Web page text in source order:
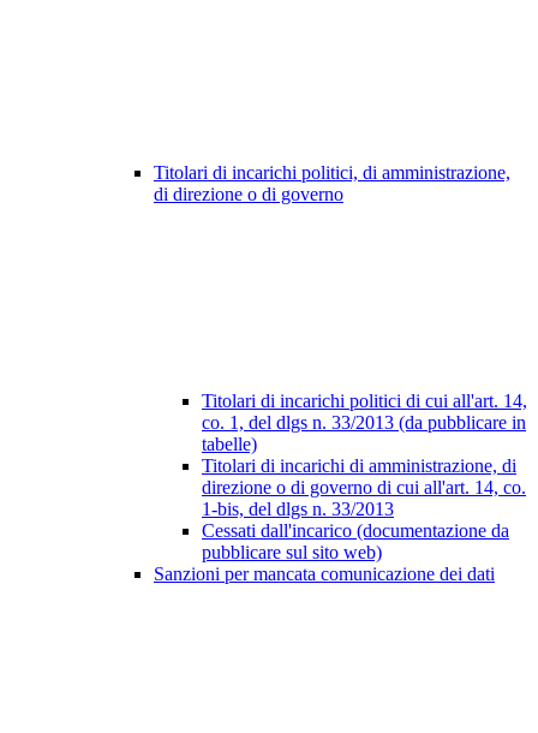
Titolari di incarichi politici, di amministrazione,
di direzione o di governo
Titolari di incarichi politici di cui all'art. 14,
co. 1, del dlgs n. 33/2013 (da pubblicare in
tabelle)
Titolari di incarichi di amministrazione, di
direzione o di governo di cui all'art. 14, co.
1-bis, del dlgs n. 33/2013
Cessati dall'incarico (documentazione da
pubblicare sul sito web)
Sanzioni per mancata comunicazione dei dati